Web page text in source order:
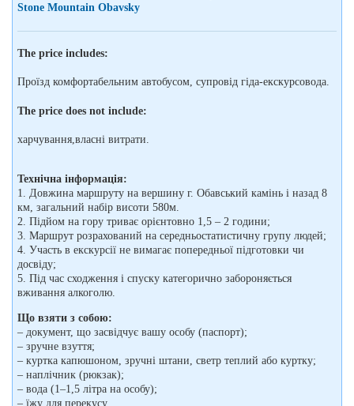
Stone Mountain Obavsky
The price includes:
Проїзд комфортабельним автобусом, супровід гіда-екскурсовода.
The price does not include:
харчування,власні витрати.
Технічна інформація:
1. Довжина маршруту на вершину г. Обавський камінь і назад 8
км, загальний набір висоти 580м.
2. Підйом на гору триває орієнтовно 1,5 – 2 години;
3. Маршрут розрахований на середньостатистичну групу людей;
4. Участь в екскурсії не вимагає попередньої підготовки чи
досвіду;
5. Під час сходження і спуску категорично забороняється
вживання алкоголю.
Що взяти з собою:
– документ, що засвідчує вашу особу (паспорт);
– зручне взуття;
– куртка капюшоном, зручні штани, светр теплий або куртку;
– наплічник (рюкзак);
– вода (1–1,5 літра на особу);
– їжу для перекусу.